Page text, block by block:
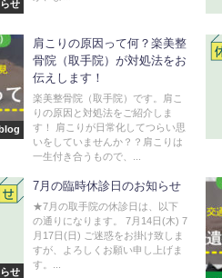
せ
blog
肩こりの原因って何？楽美整
骨院（取手院）が対処法をお
伝えします！
楽美整骨院（取手院）です。肩こ
りの原因と対処法をご紹介しま
す！ 肩こりが日常化してつらい思
いをしていませんか？？肩こりは
一生付き合うもので、...
せ
7月の臨時休診日のお知らせ
★7月の取手院の休診日は、以下
の通りになります。 7月14日(木) 7
月17日(日) ご迷惑をお掛け致しま
すが、よろしくお願い申し上げま
す。...